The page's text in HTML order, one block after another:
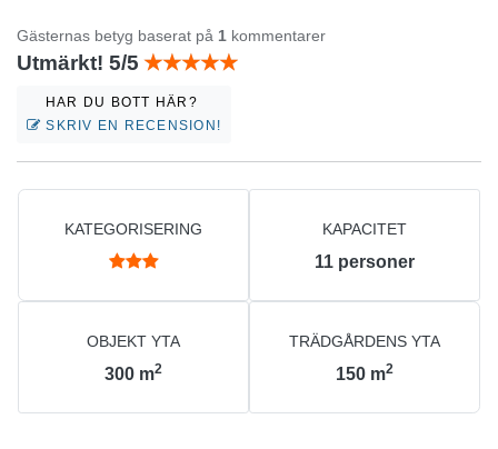
Gästernas betyg baserat på 1 kommentarer
Utmärkt! 5/5
HAR DU BOTT HÄR?
SKRIV EN RECENSION!
KATEGORISERING KAPACITET
11 personer
OBJEKT YTA
300 m2
TRÄDGÅRDENS YTA
150 m2